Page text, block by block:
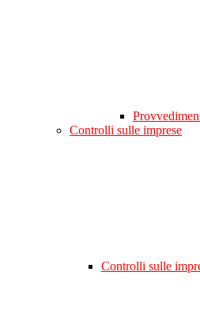
Controlli sulle imprese
Controlli sulle